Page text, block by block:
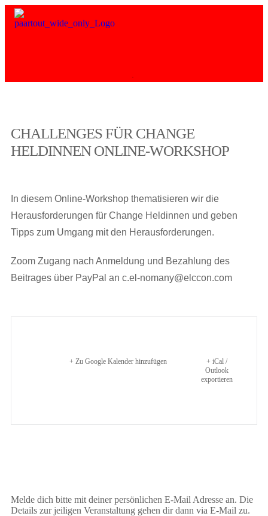
CHALLENGES FÜR CHANGE
HELDINNEN ONLINE-WORKSHOP
In diesem Online-Workshop thematisieren wir die
Herausforderungen für Change Heldinnen und geben
Tipps zum Umgang mit den Herausforderungen.
Zoom Zugang nach Anmeldung und Bezahlung des
Beitrages über PayPal an c.el-nomany@elccon.com
+ Zu Google Kalender hinzufügen
+ iCal /
Outlook
exportieren
Melde dich bitte mit deiner persönlichen E-Mail Adresse an. Die
Details zur jeiligen Veranstaltung gehen dir dann via E-Mail zu.